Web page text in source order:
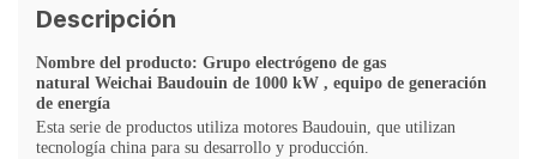
Descripción
Nombre del producto: Grupo electrógeno de gas
natural Weichai Baudouin de 1000 kW , equipo de generación
de energía
Esta serie de productos utiliza motores Baudouin, que utilizan
tecnología china para su desarrollo y producción.